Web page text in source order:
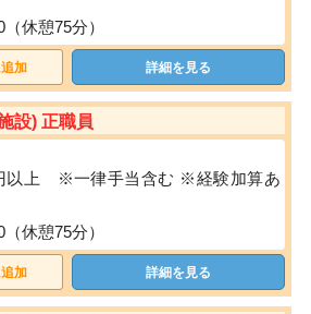
休憩75分）
加 詳細を見る
設) 正職員
以上 ※一律手当含む ※経験加算あ
休憩75分）
加 詳細を見る